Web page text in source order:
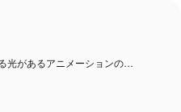
光があるアニメーションの…